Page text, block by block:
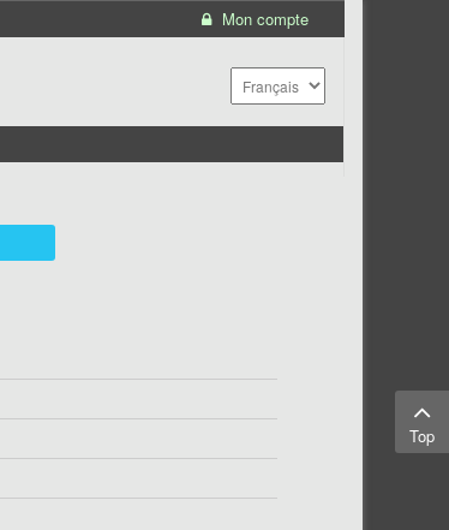
Mon compte
Top